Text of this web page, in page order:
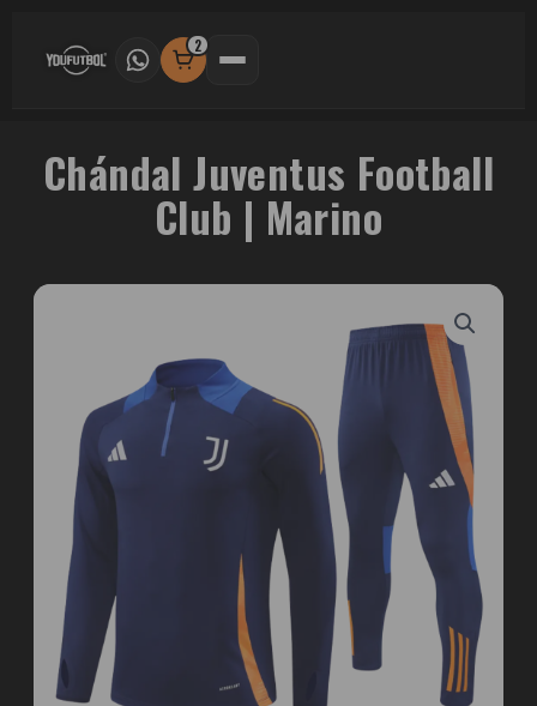
contenido
2
Chándal Juventus Football
Club | Marino